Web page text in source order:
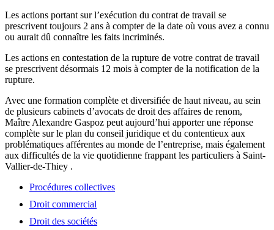
Les actions portant sur l’exécution du contrat de travail se
prescrivent toujours 2 ans à compter de la date où vous avez a connu
ou aurait dû connaître les faits incriminés.
Les actions en contestation de la rupture de votre contrat de travail
se prescrivent désormais 12 mois à compter de la notification de la
rupture.
Avec une formation complète et diversifiée de haut niveau, au sein
de plusieurs cabinets d’avocats de droit des affaires de renom,
Maître Alexandre Gaspoz peut aujourd’hui apporter une réponse
complète sur le plan du conseil juridique et du contentieux aux
problématiques afférentes au monde de l’entreprise, mais également
aux difficultés de la vie quotidienne frappant les particuliers à Saint-
Vallier-de-Thiey .
Procédures collectives
Droit commercial
Droit des sociétés